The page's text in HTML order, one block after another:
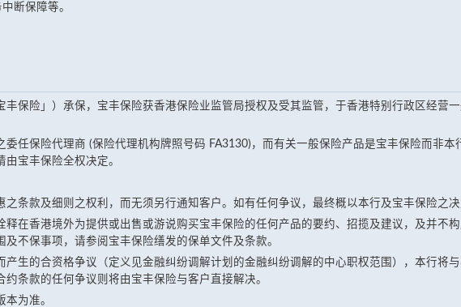
断保障等。
保险」）承保，宝丰保险获香港保险业监管局授权及受其监管，于香港特别行政区经营
委任保险代理商 (保险代理机构牌照号码 FA3130)，而有关一般保险产品是宝丰保险而非本
宝丰保险全权决定。
条款及细则之权利，而无须另行通知客户。如有任何争议，最终概以本行及宝丰保险之决
释在香港境外为提供或出售或游说购买宝丰保险的任何产品的要约、招揽及建议，及并不
不保事项，请参阅宝丰保险缮发的保单文件及条款。
生的合资格争议（定义见金融纠纷调解计划的金融纠纷调解的中心职权范围），本行将
条款的任何争议则将由宝丰保险与客户直接解决。
为准。